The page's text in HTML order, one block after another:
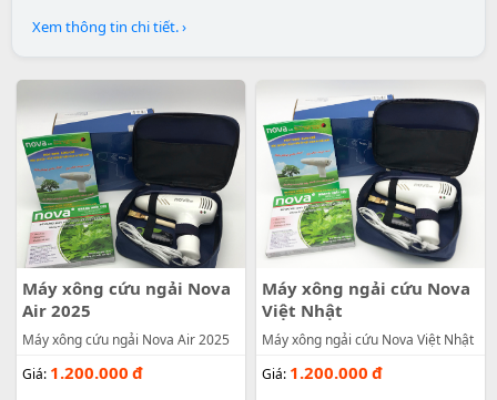
Xem thông tin chi tiết. ›
Máy xông cứu ngải Nova
Air 2025
Máy xông cứu ngải Nova Air 2025
Giá: 1.200.000 đ
Máy xông ngải cứu Nova
Việt Nhật
Máy xông ngải cứu Nova Việt Nhật
Giá: 1.200.000 đ